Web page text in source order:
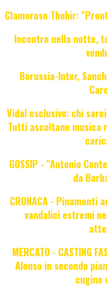
Clamoroso Thohir:
Incontro nella notte,
Borussia-Inter,
Vidal esclusivo: chi
Tutti ascoltano musica
GOSSIP - "Antonio
da
CRONACA -
vandalici estremi
MERCATO - CASTING
Alonso in secondo
cugino